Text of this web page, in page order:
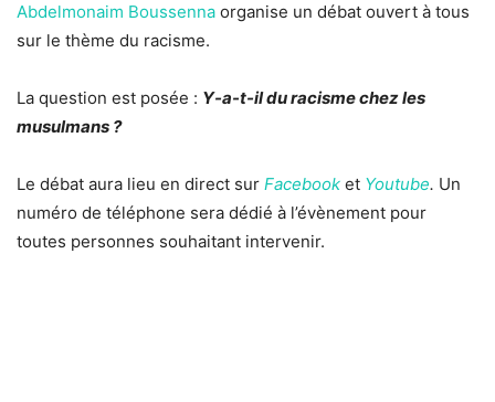
Abdelmonaim Boussenna organise un débat ouvert à tous
sur le thème du racisme.
La question est posée : Y-a-t-il du racisme chez les
musulmans ?
Le débat aura lieu en direct sur Facebook et Youtube. Un
numéro de téléphone sera dédié à l’évènement pour
toutes personnes souhaitant intervenir.